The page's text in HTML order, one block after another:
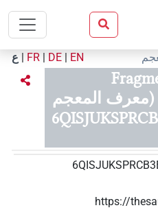
EN
|
DE
|
FR
| ع
(معرف المعجم
https://